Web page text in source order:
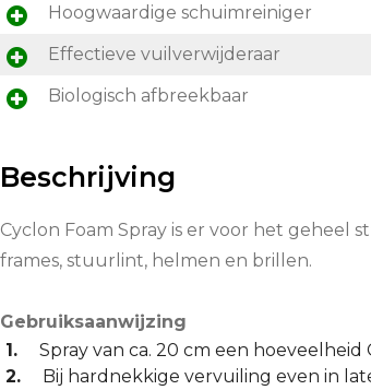
Hoogwaardige schuimreiniger
Effectieve vuilverwijderaar
Biologisch afbreekbaar
Beschrijving
Cyclon Foam Spray is er voor het geheel
frames, stuurlint, helmen en brillen.
Gebruiksaanwijzing
Spray van ca. 20 cm een
Bij hardnekkige vervuiling even in